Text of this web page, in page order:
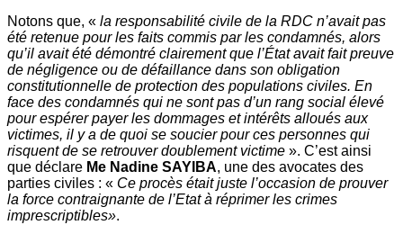
Notons que, « la responsabilité civile de la RDC n’avait pas
été retenue pour les faits commis par les condamnés, alors
qu’il avait été démontré clairement que l’État avait fait preuve
de négligence ou de défaillance dans son obligation
constitutionnelle de protection des populations civiles. En
face des condamnés qui ne sont pas d’un rang social élevé
pour espérer payer les dommages et intérêts alloués aux
victimes, il y a de quoi se soucier pour ces personnes qui
risquent de se retrouver doublement victime ». C’est ainsi
que déclare Me Nadine SAYIBA, une des avocates des
parties civiles : « Ce procès était juste l’occasion de prouver
la force contraignante de l’Etat à réprimer les crimes
imprescriptibles».